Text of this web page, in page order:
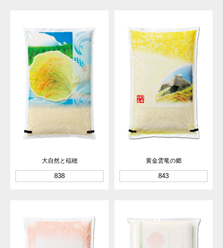
大自然と稲穂
838
黄金雲竜の郷
843